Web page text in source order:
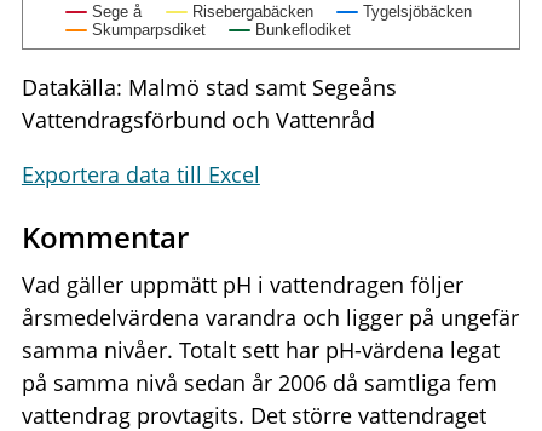
Sege å Risebergabäcken
Tygelsjöbäcken
Skumparpsdiket
Bunkeflodiket
Datakälla: Malmö stad samt Segeåns
Vattendragsförbund och Vattenråd
Exportera data till Excel
Kommentar
Vad gäller uppmätt pH i vattendragen följer
årsmedelvärdena varandra och ligger på ungefär
samma nivåer. Totalt sett har pH-värdena legat
på samma nivå sedan år 2006 då samtliga fem
vattendrag provtagits. Det större vattendraget